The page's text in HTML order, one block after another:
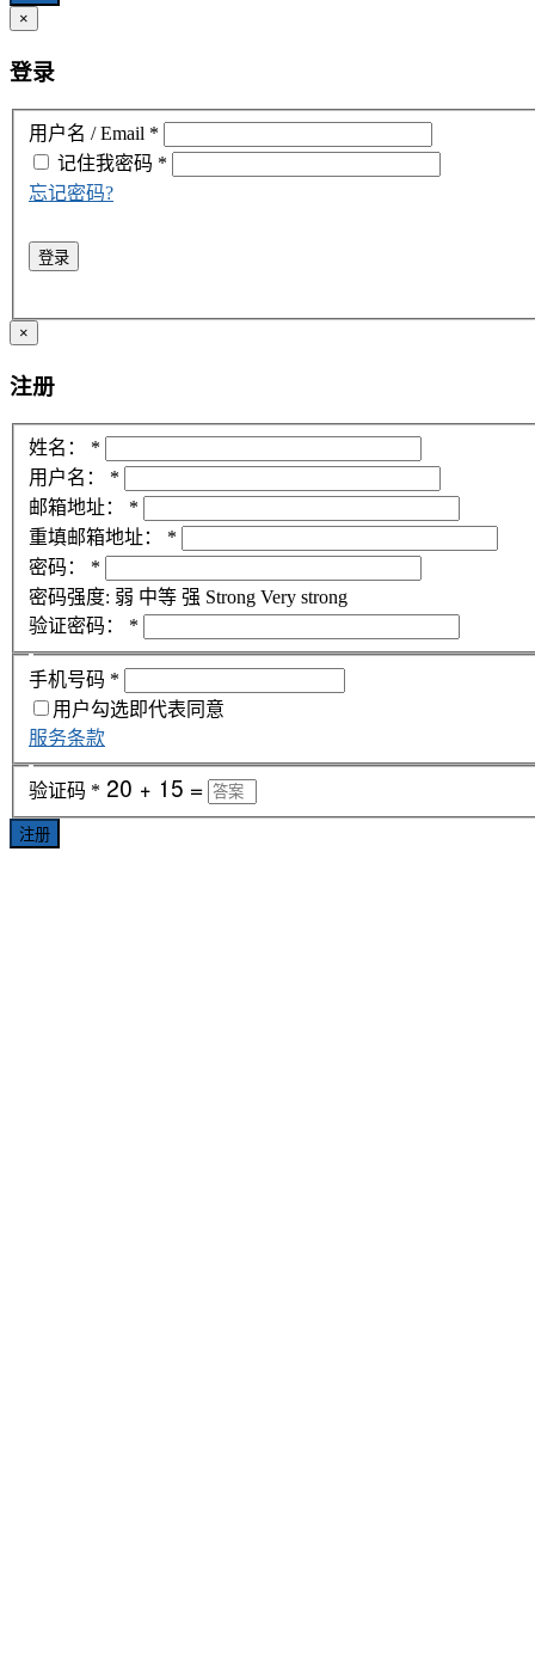
×
登录
用户名 / Email *
密码 *
记住我
忘记密码?
登录
×
注册
姓名：
*
用户名：
*
邮箱地址：
*
重填邮箱地址：
*
密码：
*
密码强度: 弱 中等 强 Strong Very strong
验证密码：
*
手机号码 *
用户勾选即代表同意
服务条款
验证码 *
注册